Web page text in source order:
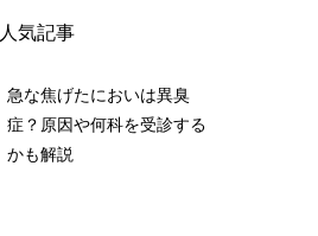
人気記事
急な焦げたにおいは異臭
症？原因や何科を受診する
かも解説